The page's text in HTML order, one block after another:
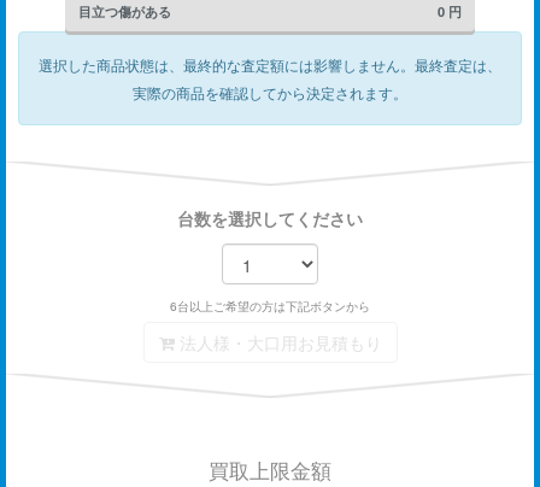
目立つ傷がある 0 円
選択した商品状態は、最終的な査定額には影響しません。 最終査定は、
実際の商品を確認してから決定されます。
台数を選択してください
6台以上ご希望の方は下記ボタンから
法人様・大口用お見積もり
買取上限金額